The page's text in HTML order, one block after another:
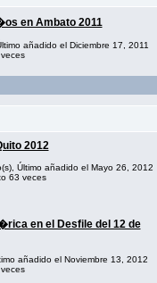
en Ambato 2011
añadido el Diciembre 17, 2011
2012
Último añadido el Mayo 26, 2012
63 veces
en el Desfile del 12 de
añadido el Noviembre 13, 2012